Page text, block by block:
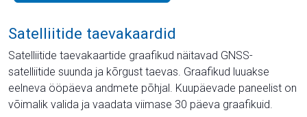
Satelliitide taevakaardid
Satelliitide taevakaartide graafikud näitavad GNSS-
satelliitide suunda ja kõrgust taevas. Graafikud luuakse
eelneva ööpäeva andmete põhjal. Kuupäevade paneelist on
võimalik valida ja vaadata viimase 30 päeva graafikuid.